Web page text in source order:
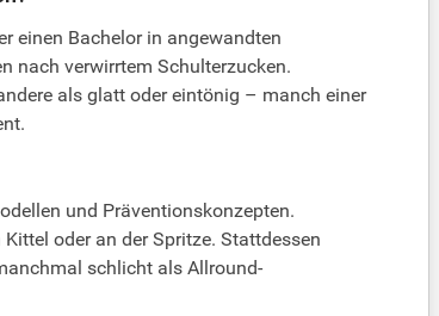
einen Bachelor in angewandten
nach verwirrtem Schulterzucken.
als glatt oder eintönig – manch einer
und Präventionskonzepten.
oder an der Spritze. Stattdessen
schlicht als Allround-